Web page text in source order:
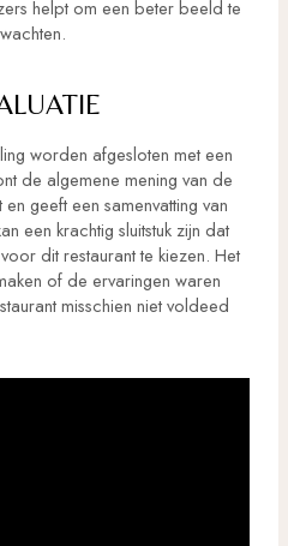
helpt om een beter beeld te
worden afgesloten met een
de algemene mening van de
geeft een samenvatting van
een krachtig sluitstuk zijn dat
dit restaurant te kiezen. Het
of de ervaringen waren
misschien niet voldeed